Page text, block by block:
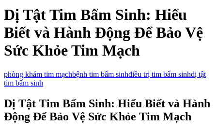
Dị Tật Tim Bẩm Sinh: Hiểu
Biết và Hành Động Để Bảo Vệ
Sức Khỏe Tim Mạch
phòng khám tim mạchbệnh tim bẩm sinhđiều trị tim bẩm sinhdị tật
tim bẩm sinh
Dị Tật Tim Bẩm Sinh: Hiểu Biết và Hành
Động Để Bảo Vệ Sức Khỏe Tim Mạch